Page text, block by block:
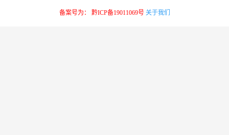
备案号为： 黔ICP备19011069号 关于我们